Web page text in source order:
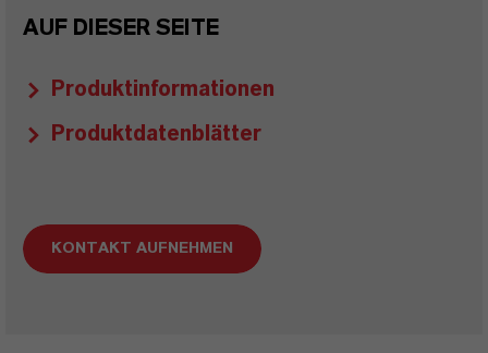
AUF DIESER SEITE
Produktinformationen
Produktdatenblätter
KONTAKT AUFNEHMEN